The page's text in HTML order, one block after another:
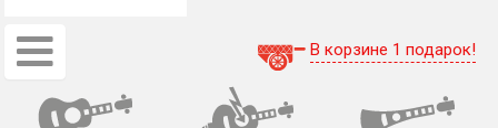
В корзине 1 подарок!